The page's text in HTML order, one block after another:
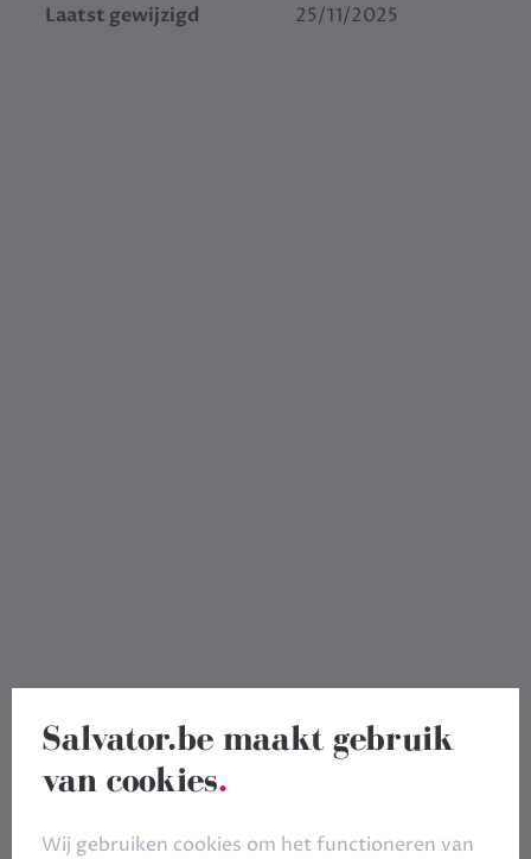
Laatst gewijzigd
25/11/2025
Salvator.be maakt gebruik
van cookies.
Wij gebruiken cookies om het functioneren van